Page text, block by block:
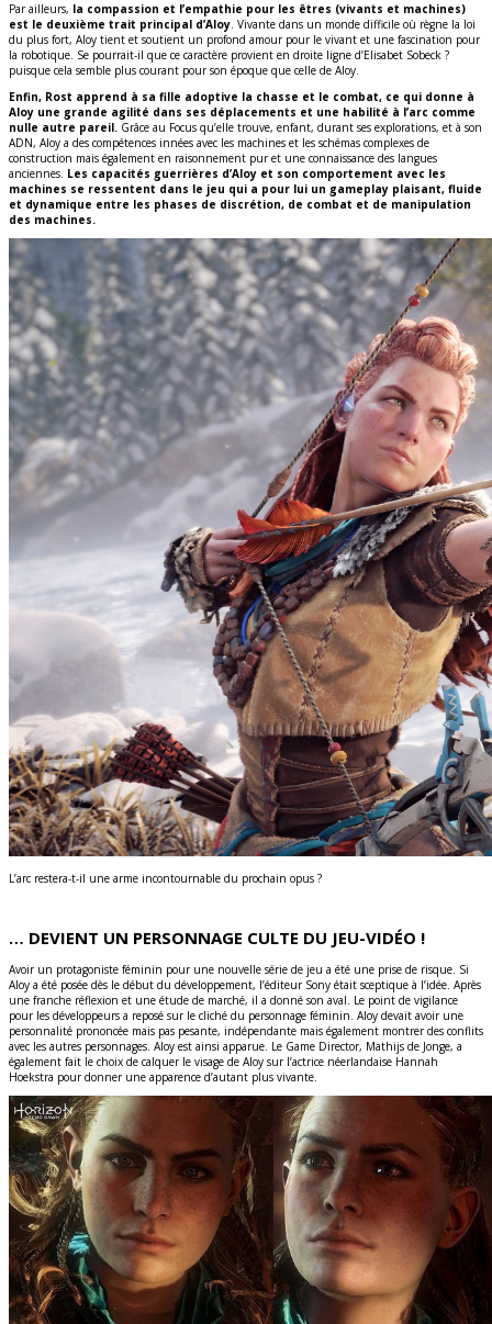
Par ailleurs, la compassion et l’empathie pour les êtres (vivants et machines)
est le deuxième trait principal d’Aloy. Vivante dans un monde difficile où règne la loi
du plus fort, Aloy tient et soutient un profond amour pour le vivant et une fascination pour
la robotique. Se pourrait-il que ce caractère provient en droite ligne d’Elisabet Sobeck ?
puisque cela semble plus courant pour son époque que celle de Aloy.
Enfin, Rost apprend à sa fille adoptive la chasse et le combat, ce qui donne à
Aloy une grande agilité dans ses déplacements et une habilité à l’arc comme
nulle autre pareil. Grâce au Focus qu’elle trouve, enfant, durant ses explorations, et à son
ADN, Aloy a des compétences innées avec les machines et les schémas complexes de
construction mais également en raisonnement pur et une connaissance des langues
anciennes. Les capacités guerrières d’Aloy et son comportement avec les
machines se ressentent dans le jeu qui a pour lui un gameplay plaisant, fluide
et dynamique entre les phases de discrétion, de combat et de manipulation
des machines.
L’arc restera-t-il une arme incontournable du prochain opus ?
… DEVIENT UN PERSONNAGE CULTE DU JEU-VIDÉO !
Avoir un protagoniste féminin pour une nouvelle série de jeu a été une prise de risque. Si
Aloy a été posée dès le début du développement, l’éditeur Sony était sceptique à l’idée. Après
une franche réflexion et une étude de marché, il a donné son aval. Le point de vigilance
pour les développeurs a reposé sur le cliché du personnage féminin. Aloy devait avoir une
personnalité prononcée mais pas pesante, indépendante mais également montrer des conflits
avec les autres personnages. Aloy est ainsi apparue. Le Game Director, Mathijs de Jonge, a
également fait le choix de calquer le visage de Aloy sur l’actrice néerlandaise Hannah
Hoekstra pour donner une apparence d’autant plus vivante.